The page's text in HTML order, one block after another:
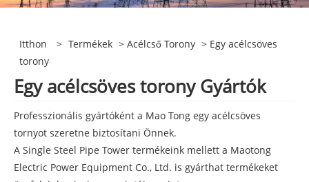
Itthon > Termékek >Acélcső Torony > Egy acélcsöves
torony
Egy acélcsöves torony Gyártók
Professzionális gyártóként a Mao Tong egy acélcsöves
tornyot szeretne biztosítani Önnek.
A Single Steel Pipe Tower termékeink mellett a Maotong
Electric Power Equipment Co., Ltd. is gyárthat termékeket